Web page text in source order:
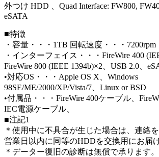
外つけ HDD 、Quad Interface: FW800,
eSATA
■特徴
・容量・・・1TB 回転速度・・・7200rpm
・インターフェイス・・・FireWire 400
FireWire 800 (IEEE 1394b)×2、USB 2.0、
•対応OS・・・Apple OS X、Windows
98SE/ME/2000/XP/Vista/7、Linux or BSD
•付属品・・・FireWire 400ケーブル、
IEC電源ケーブル、
■注記1
＊使用中に不具合が生じた場合は、連絡
営業日以内に同等のHDDを交換用にお届
＊データー復旧の診断は無償で承ります。